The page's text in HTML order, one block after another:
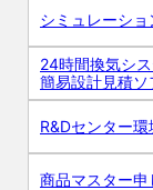
シミュレーシ
24時間換気シ
簡易設計見積ソ
R&Dセンター
商品マスター申